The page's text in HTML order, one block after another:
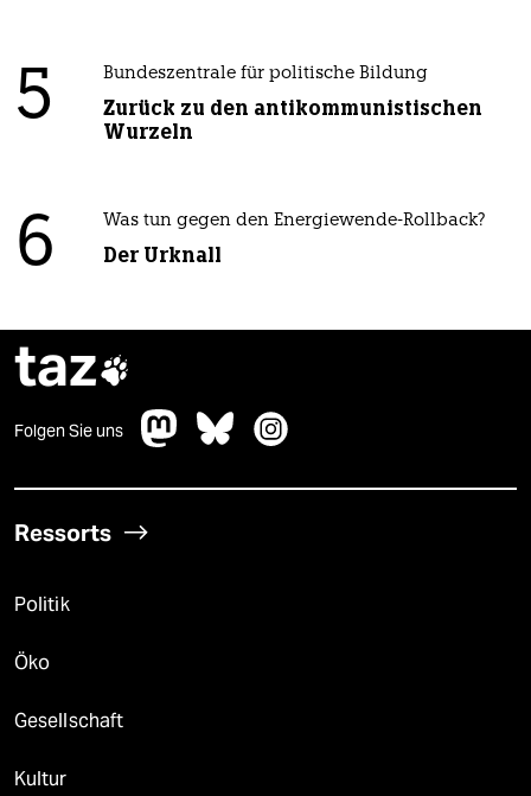
5 Bundeszentrale für politische Bildung
Zurück zu den antikommunistischen
Wurzeln
6 Was tun gegen den Energiewende-Rollback?
Der Urknall
taz
Folgen Sie uns
Ressorts
Politik
Öko
Gesellschaft
Kultur